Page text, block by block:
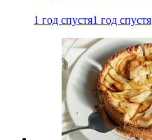
1 год спустя1 год спустя